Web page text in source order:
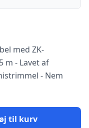
med ZK-
m - Lavet af
- Nem
til kurv